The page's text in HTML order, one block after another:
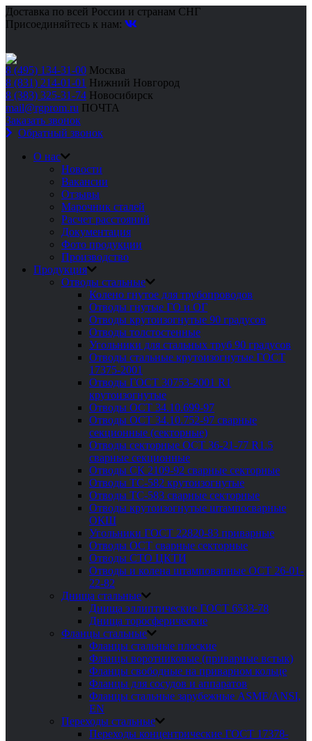
Доставка по всей России и странам СНГ
Присоединяйтесь к нам:
8 (495) 134-31-00 Москва
8 (831) 214-01-01 Нижний Новгород
8 (383) 325-31-74 Новосибирск
mail@rgprom.ru ПОЧТА
Заказать звонок
Обратный звонок
О нас
Новости
Вакансии
Отзывы
Марочник сталей
Расчет расстояний
Документация
Фото продукции
Производство
Продукция
Отводы стальные
Колено гнутое для трубопроводов
Отводы гнутые ГО и ОГ
Отводы крутоизогнутые 90 градусов
Отводы толстостенные
Угольники для стальных труб 90 градусов
Отводы стальные крутоизогнутые ГОСТ
17375-2001
Отводы ГОСТ 30753-2001 R1
крутоизогнутые
Отводы ОСТ 34.10.699-97
Отводы ОСТ 34.10.752-97 сварные
секционные (секторные)
Отводы секторные ОСТ 36-21-77 R1.5
сварные секционные
Отводы СК 2109-92 сварные секторные
Отводы ТС-582 крутоизогнутые
Отводы ТС-583 сварные секторные
Отводы крутоизогнутые штампосварные
ОКШ
Угольники ГОСТ 22820-83 приварные
Отводы ОСТ сварные секторные
Отводы СТО ЦКТИ
Отводы и колена штампованные ОСТ 26-01-
22-82
Днища стальные
Днища эллиптические ГОСТ 6533-78
Днища торосферические
Фланцы стальные
Фланцы стальные плоские
Фланцы воротниковые (приварные встык)
Фланцы свободные на приварном кольце
Фланцы для сосудов и аппаратов
Фланцы стальные зарубежные ASME/ANSI,
EN
Переходы стальные
Переходы концентрические ГОСТ 17378-